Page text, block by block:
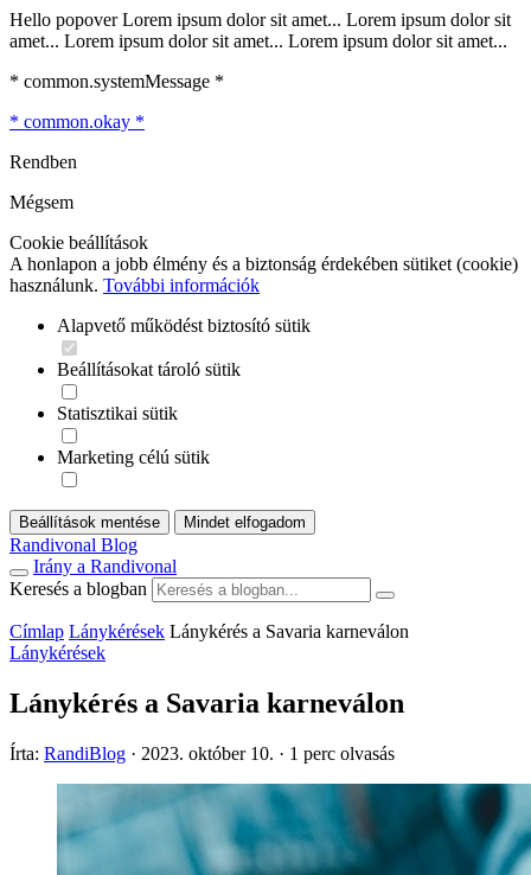
Hello popover Lorem ipsum dolor sit amet... Lorem ipsum dolor sit
amet... Lorem ipsum dolor sit amet... Lorem ipsum dolor sit amet...
* common.systemMessage *
* common.okay *
Rendben
Mégsem
Cookie beállítások
A honlapon a jobb élmény és a biztonság érdekében sütiket (cookie)
használunk. További információk
Alapvető működést biztosító sütik
Beállításokat tároló sütik
Statisztikai sütik
Marketing célú sütik
Beállítások mentése Mindet elfogadom
Randivonal Blog
Irány a Randivonal
Keresés a blogban
Címlap Lánykérések Lánykérés a Savaria karneválon
Lánykérések
Lánykérés a Savaria karneválon
Írta: RandiBlog · 2023. október 10. · 1 perc olvasás